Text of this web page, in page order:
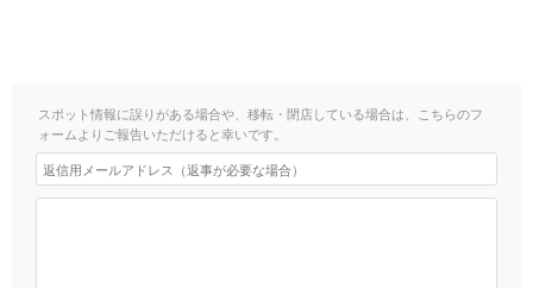
スポット情報に誤りがある場合や、移転・閉店している場合は、こちらのフ
ォームよりご報告いただけると幸いです。